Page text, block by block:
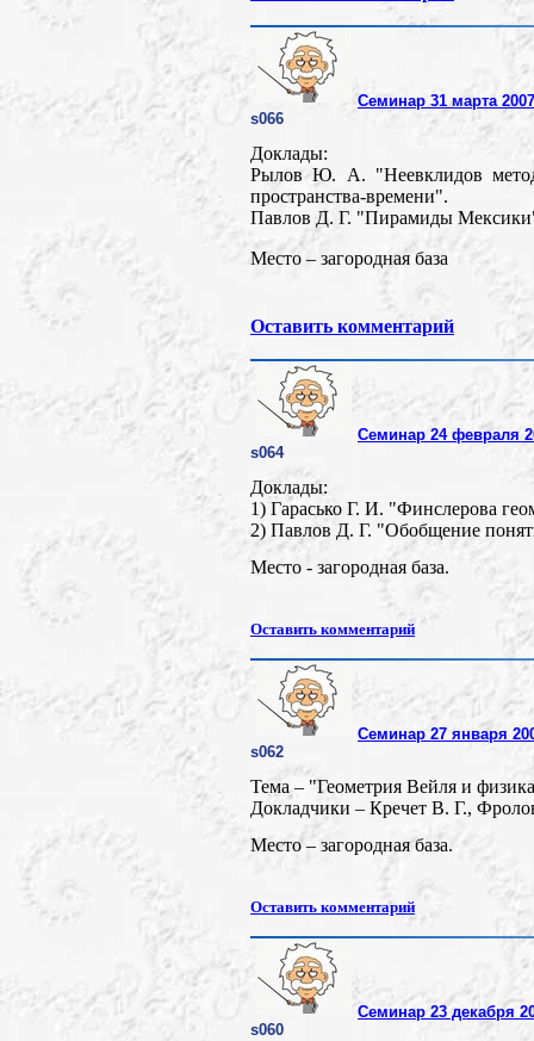
Семинар 31 марта 2007
s066
Доклады:
Рылов Ю. А. "Неевклидов
пространства-времени".
Павлов Д. Г. "Пирамиды
Место – загородная база
Оставить комментарий
Семинар 24 февраля
s064
Доклады:
1) Гарасько Г. И. "Финслерова
2) Павлов Д. Г. "Обобщение
Место - загородная база.
Оставить комментарий
Семинар 27 января
s062
Тема – "Геометрия Вейля и
Докладчики – Кречет В. Г.,
Место – загородная база.
Оставить комментарий
Семинар 23 декабря
s060